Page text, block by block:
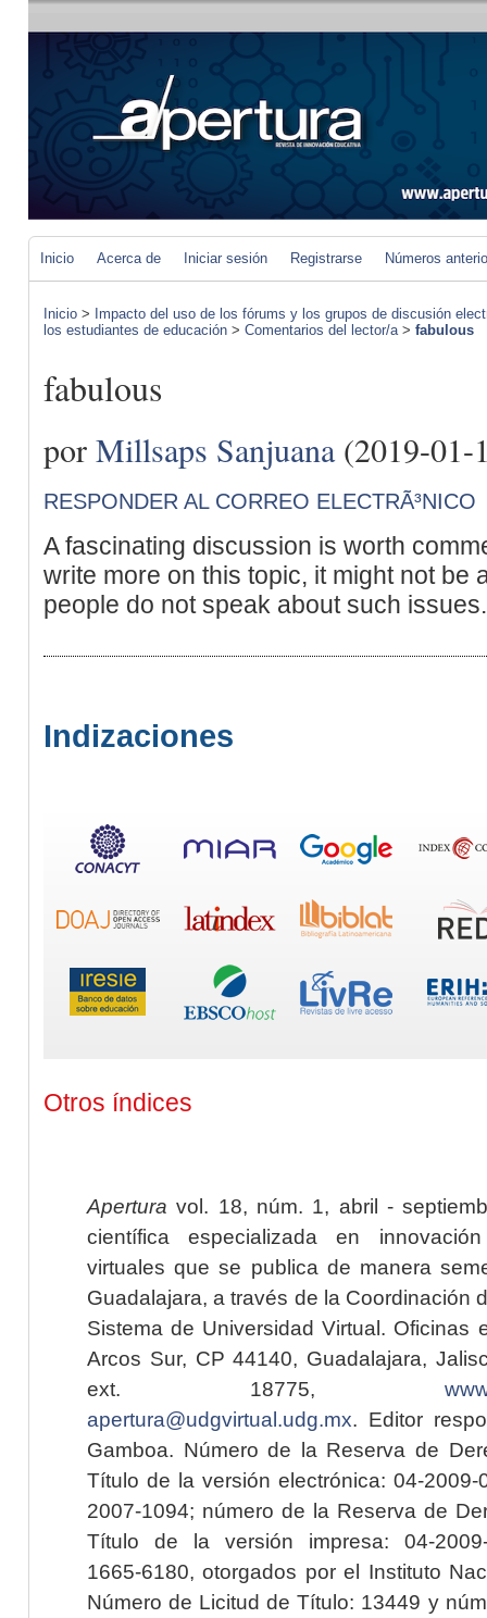
Inicio Acerca de Iniciar sesión Registrarse Números
Inicio > Impacto del uso de los fórums y los grupos de discusión
los estudiantes de educación > Comentarios del lector/a> fabulous
fabulous
por Millsaps Sanjuana(2019-01-
RESPONDER AL CORREO ELECTRÃ³NICO
A fascinating discussion is worth
write more on this topic, it might not be
people do not speak about such
Indizaciones
Otros índices
Apertura vol. 18, núm. 1, abril -
científica especializada en
virtuales que se publica de manera
Guadalajara, a través de la Coordinación
Sistema de Universidad Virtual. Oficinas
Arcos Sur, CP 44140, Guadalajara,
ext. 18775,
apertura@udgvirtual.udg.mx. Editor
Gamboa. Número de la Reserva de
Título de la versión electrónica: 04-2009-
2007-1094; número de la Reserva de
Título de la versión impresa: 04-2009-
1665-6180, otorgados por el Instituto
Número de Licitud de Título: 13449 y